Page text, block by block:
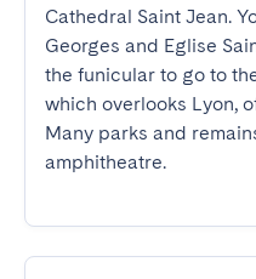
Cathedral Saint Jean.
Georges and Eglise
the funicular to go to
which overlooks Lyon,
Many parks and
amphitheatre.